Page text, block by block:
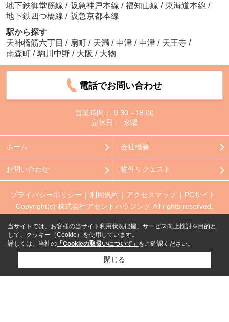
地下鉄御堂筋線 / 阪急神戸本線 / 福知山線 / 東海道本線 /
地下鉄四つ橋線 / 阪急京都本線
駅から探す
天神橋筋六丁目 / 扇町 / 天満 / 中津 / 中津 / 天王寺 /
南森町 / 駒川中野 / 大阪 / 大物
電話でお問い合わせ
営業時間：
9:30～18:00
定休日：
水曜
ホーム 会社概要
お問い合わせ 物件リクエスト
プライバシーポリシー 利用規約 アクセスマップ
PCサイト
Copyright(c) 株式会社アセントハウジング All rights reserved.
当サイトでは、お客様の当サイト利用状況把握、サービス向上検討を目的と
して、クッキー（Cookie）を使用しています。
詳しくは、当社の 「Cookieの取扱いについて」 をご確認ください。
閉じる